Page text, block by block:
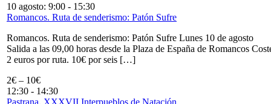
10 agosto: 9:00 - 15:30
Romancos. Ruta de senderismo: Patón Sufre
Romancos. Ruta de senderismo: Patón Sufre Lunes 10 de agosto
Salida a las 09,00 horas desde la Plaza de España de Romancos
2 euros por ruta. 10€ por seis […]
2€ – 10€
12:30 - 14:30
Pastrana. XXXVII Interpueblos de Natación